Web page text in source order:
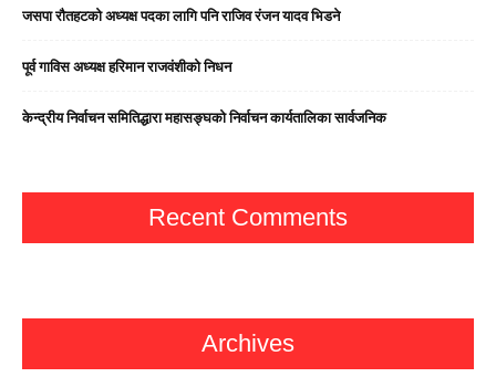
जसपा राैतहटको अध्यक्ष पदका लागि पनि राजिव रंजन यादव भिडने
पूर्व गाविस अध्यक्ष हरिमान राजवंशीको निधन
केन्द्रीय निर्वाचन समितिद्धारा महासङ्घको निर्वाचन कार्यतालिका सार्वजनिक
Recent Comments
Archives